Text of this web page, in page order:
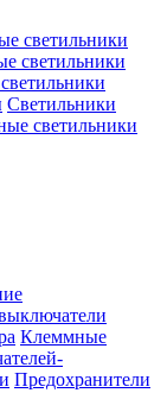
светильники
светильники
Светильники
светильники
Клеммные
Предохранители